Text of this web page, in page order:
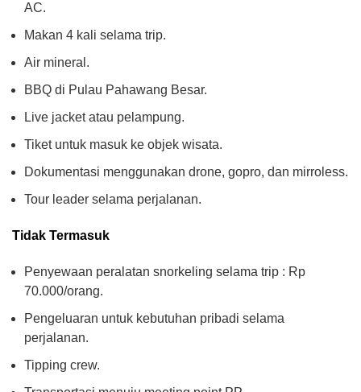
AC.
Makan 4 kali selama trip.
Air mineral.
BBQ di Pulau Pahawang Besar.
Live jacket atau pelampung.
Tiket untuk masuk ke objek wisata.
Dokumentasi menggunakan drone, gopro, dan mirroless.
Tour leader selama perjalanan.
Tidak Termasuk
Penyewaan peralatan snorkeling selama trip : Rp
70.000/orang.
Pengeluaran untuk kebutuhan pribadi selama
perjalanan.
Tipping crew.